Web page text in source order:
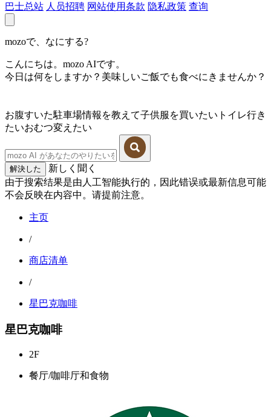
巴士总站 人员招聘 网站使用条款 隐私政策 查询
mozoで、なにする?
こんにちは。mozo AIです。
今日は何をしますか？美味しいご飯でも食べにきませんか？
お腹すいた駐車場情報を教えて子供服を買いたい トイレ行き
たいおむつ変えたい
解決した
新しく聞く
由于搜索结果是由人工智能执行的，因此错误或最新信息可能
不会反映在内容中。请提前注意。
主页
/
商店清单
/
星巴克咖啡
星巴克咖啡
2F
餐厅/咖啡厅和食物